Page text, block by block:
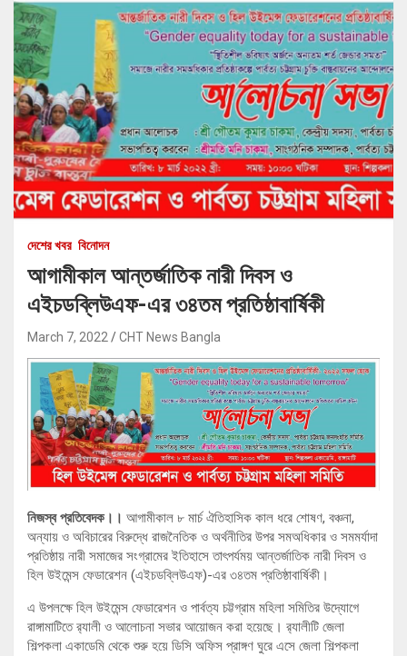
দেশের খবর বিনোদন
আগামীকাল আন্তর্জাতিক নারী দিবস ও
এইচডব্লিউএফ-এর ৩৪তম প্রতিষ্ঠাবার্ষিকী
March 7, 2022 CHT News Bangla
নিজস্ব প্রতিবেদক।। আগামীকাল ৮ মার্চ ঐতিহাসিক কাল ধরে শোষণ, বঞ্চনা,
অন্যায় ও অবিচারের বিরুদ্ধে রাজনৈতিক ও অর্থনীতির উপর সমঅধিকার ও সমমর্যাদা
প্রতিষ্ঠায় নারী সমাজের সংগ্রামের ইতিহাসে তাৎপর্যময় আন্তর্জাতিক নারী দিবস ও
হিল উইমেন্স ফেডারেশন (এইচডব্লিউএফ)-এর ৩৪তম প্রতিষ্ঠাবার্ষিকী।
এ উপলক্ষে হিল উইমেন্স ফেডারেশন ও পার্বত্য চট্টগ্রাম মহিলা সমিতির উদ্যোগে
রাঙ্গামাটিতে র‍্যালী ও আলোচনা সভার আয়োজন করা হয়েছে। র‍্যালীটি জেলা
শিল্পকলা একাডেমি থেকে শুরু হয়ে ডিসি অফিস প্রাঙ্গণ ঘুরে এসে জেলা শিল্পকলা